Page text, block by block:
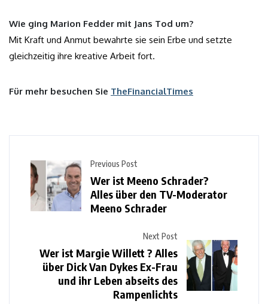
Wie ging Marion Fedder mit Jans Tod um?
Mit Kraft und Anmut bewahrte sie sein Erbe und setzte
gleichzeitig ihre kreative Arbeit fort.
Für mehr besuchen Sie TheFinancialTimes
Previous Post
Wer ist Meeno Schrader?
Alles über den TV-Moderator
Meeno Schrader
Next Post
Wer ist Margie Willett ? Alles
über Dick Van Dykes Ex-Frau
und ihr Leben abseits des
Rampenlichts